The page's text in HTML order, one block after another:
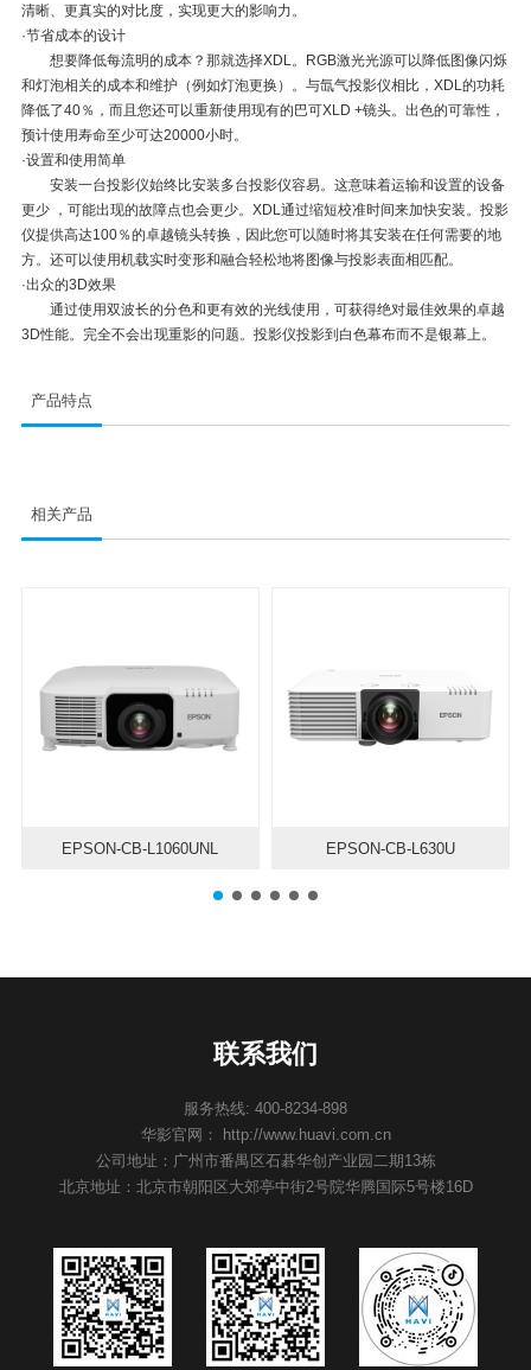
清晰、更真实的对比度，实现更大的影响力。
·节省成本的设计
想要降低每流明的成本？那就选择XDL。RGB激光光源可以降低图像闪烁
和灯泡相关的成本和维护（例如灯泡更换）。与氙气投影仪相比，XDL的功耗
降低了40％，而且您还可以重新使用现有的巴可XLD +镜头。出色的可靠性，
预计使用寿命至少可达20000小时。
·设置和使用简单
安装一台投影仪始终比安装多台投影仪容易。这意味着运输和设置的设备
更少 ，可能出现的故障点也会更少。XDL通过缩短校准时间来加快安装。投影
仪提供高达100％的卓越镜头转换，因此您可以随时将其安装在任何需要的地
方。还可以使用机载实时变形和融合轻松地将图像与投影表面相匹配。
·出众的3D效果
通过使用双波长的分色和更有效的光线使用，可获得绝对最佳效果的卓越
3D性能。完全不会出现重影的问题。投影仪投影到白色幕布而不是银幕上。
产品特点
相关产品
EPSON-CB-L1060UNL EPSON-CB-L630U
联系我们
服务热线: 400-8234-898
华影官网： http://www.huavi.com.cn
公司地址：广州市番禺区石碁华创产业园二期13栋
北京地址：北京市朝阳区大郊亭中街2号院华腾国际5号楼16D